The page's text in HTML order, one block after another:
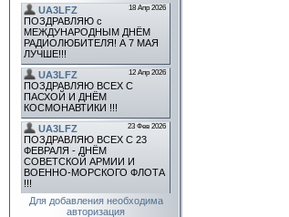
Для добавления необходима
авторизация